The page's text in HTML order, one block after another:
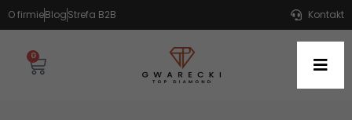
O firmieBlogStrefa B2B Kontakt
0